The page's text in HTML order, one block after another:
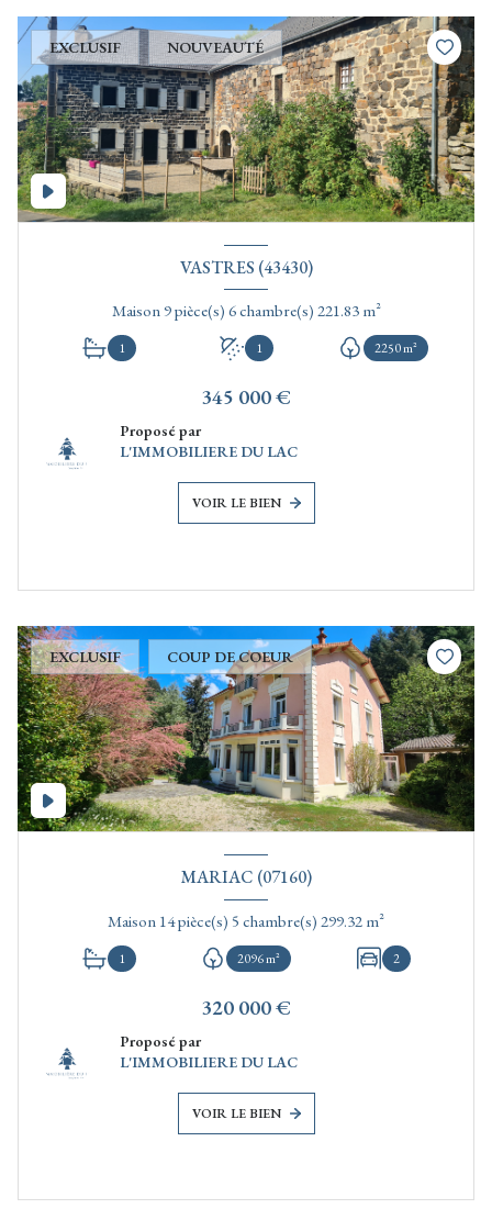
EXCLUSIF NOUVEAUTÉ
VASTRES (43430)
Maison 9 pièce(s) 6 chambre(s) 221.83 m²
1 1 2250 m²
345 000 €
Proposé par
L'IMMOBILIERE DU LAC
VOIR LE BIEN
EXCLUSIF COUP DE COEUR
MARIAC (07160)
Maison 14 pièce(s) 5 chambre(s) 299.32 m²
1 2096 m² 2
320 000 €
Proposé par
L'IMMOBILIERE DU LAC
VOIR LE BIEN